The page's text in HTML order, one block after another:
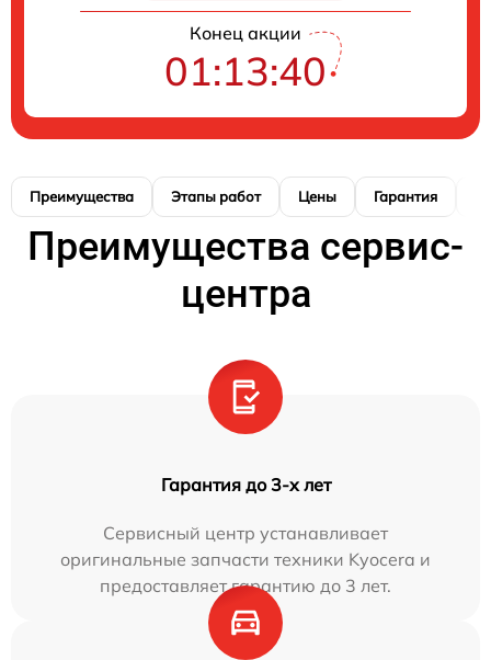
Конец акции
01:13:39
Преимущества Этапы работ Цены Гарантия
Преимущества сервис-
центра
Гарантия до 3-х лет
Сервисный центр устанавливает
оригинальные запчасти техники Kyocera и
предоставляет гарантию до 3 лет.